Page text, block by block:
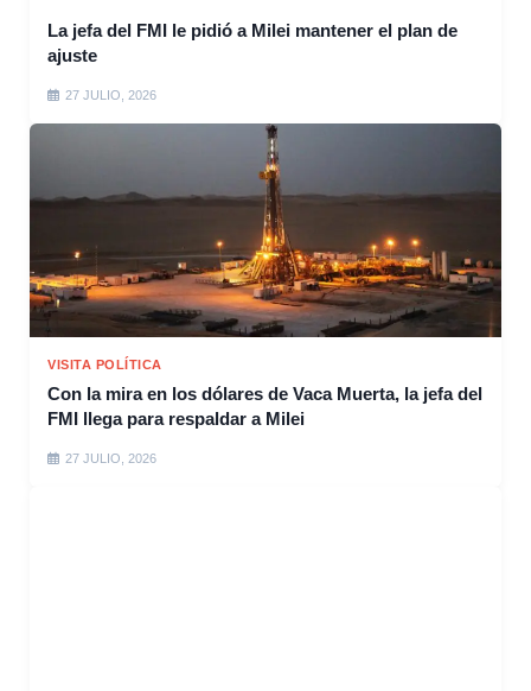
La jefa del FMI le pidió a Milei mantener el plan de
ajuste
27 JULIO, 2026
VISITA POLÍTICA
Con la mira en los dólares de Vaca Muerta, la jefa del
FMI llega para respaldar a Milei
27 JULIO, 2026